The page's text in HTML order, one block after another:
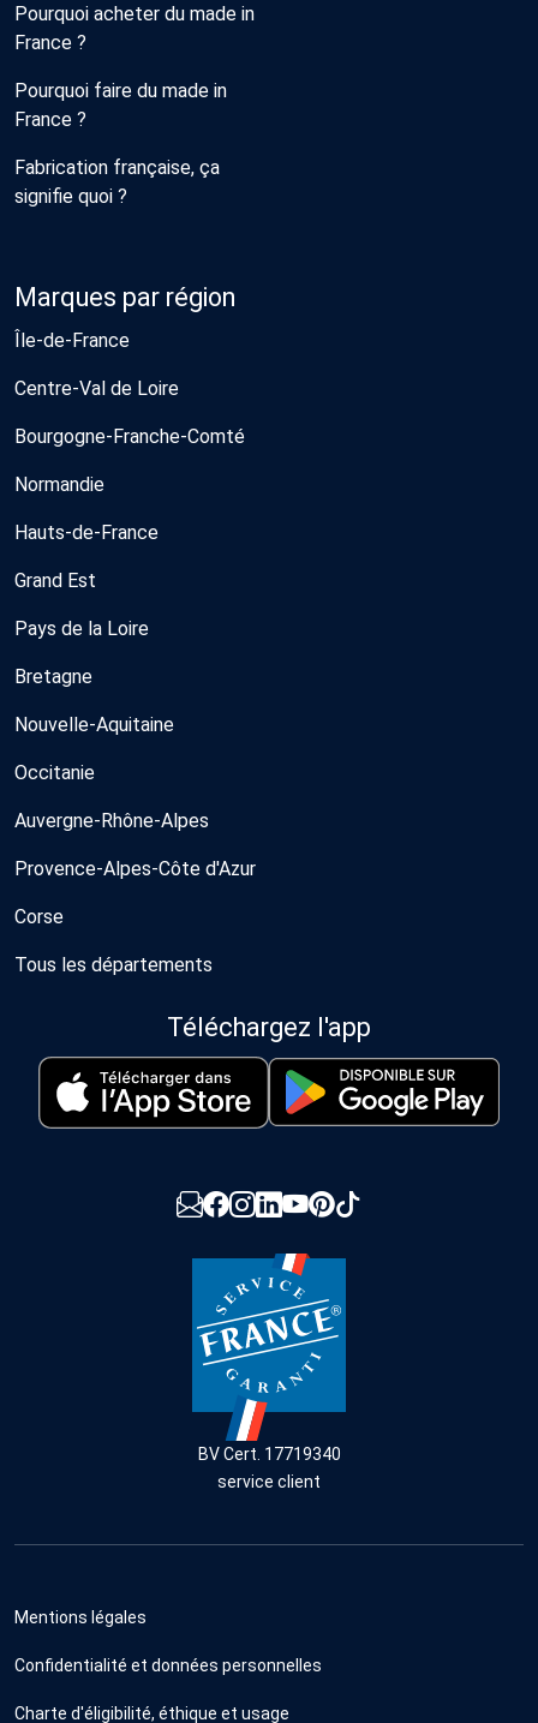
Pourquoi acheter du made in
France ?
Pourquoi faire du made in
France ?
Fabrication française, ça
signifie quoi ?
Marques par région
Île-de-France
Centre-Val de Loire
Bourgogne-Franche-Comté
Normandie
Hauts-de-France
Grand Est
Pays de la Loire
Bretagne
Nouvelle-Aquitaine
Occitanie
Auvergne-Rhône-Alpes
Provence-Alpes-Côte d'Azur
Corse
Tous les départements
Téléchargez l'app
BV Cert. 17719340
service client
Mentions légales
Confidentialité et données personnelles
Charte d'éligibilité, éthique et usage